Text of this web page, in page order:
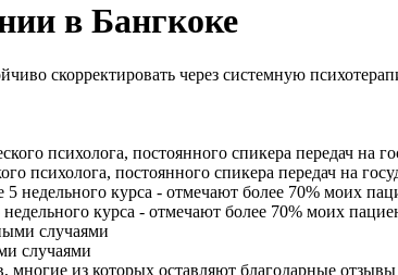
в Бангкоке
скорректировать через системную
психолога, постоянного спикера передач на
курса - отмечают более 70% моих
случаями